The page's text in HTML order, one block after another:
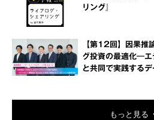
リング』
【第12回】因果推
グ投資の最適化―
と共同で実践する
もっと見る